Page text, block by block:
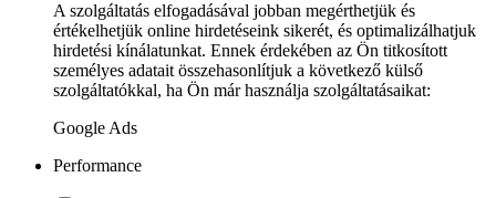
A szolgáltatás elfogadásával jobban megérthetjük és
értékelhetjük online hirdetéseink sikerét, és optimalizálhatjuk
hirdetési kínálatunkat. Ennek érdekében az Ön titkosított
személyes adatait összehasonlítjuk a következő külső
szolgáltatókkal, ha Ön már használja szolgáltatásaikat:
Google Ads
Performance